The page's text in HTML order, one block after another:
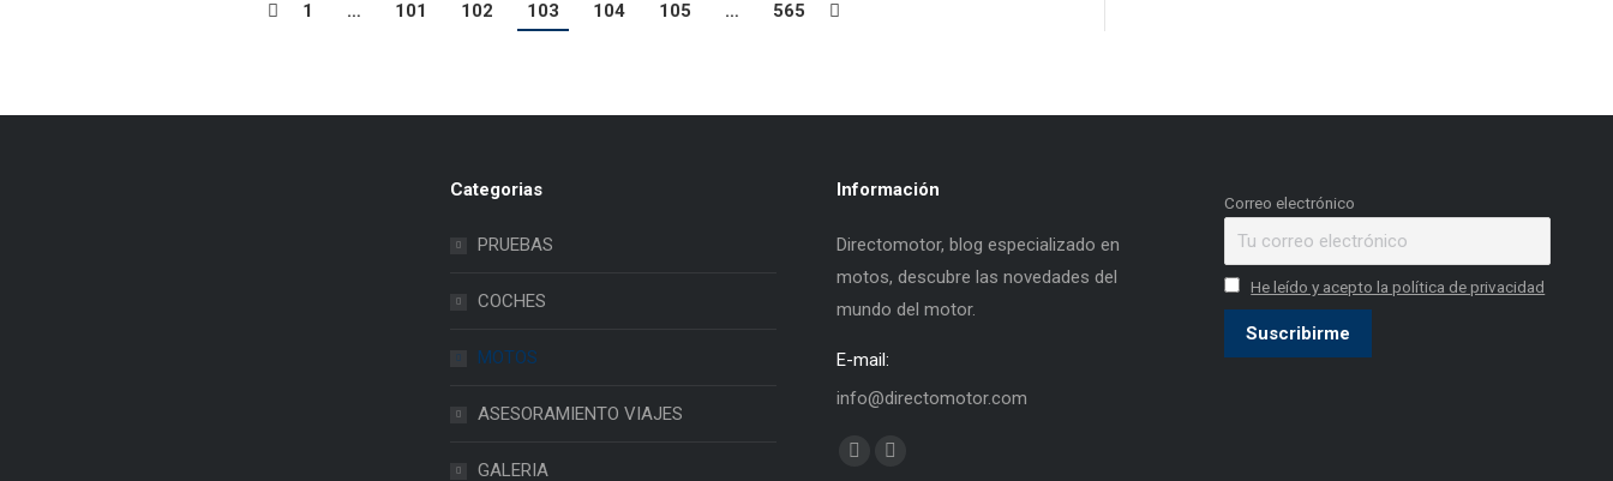
1 … 101 102 103 104 105 … 565
Categorias
PRUEBAS
COCHES
MOTOS
ASESORAMIENTO VIAJES
GALERIA
Información
Directomotor, blog especializado en
motos, descubre las novedades del
mundo del motor.
E-mail:
info@directomotor.com
Find us on:
Correo electrónico
He leído y acepto la política de privacidad